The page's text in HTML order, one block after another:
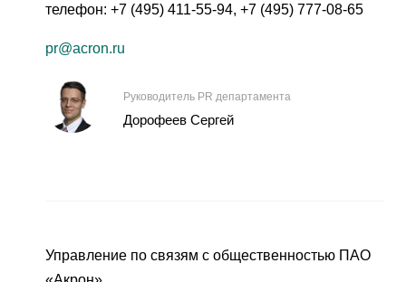
телефон: +7 (495) 411-55-94, +7 (495) 777-08-65
pr@acron.ru
Руководитель PR департамента
Дорофеев Сергей
Управление по связям с общественностью ПАО